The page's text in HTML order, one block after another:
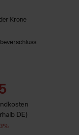
Krone
DE)